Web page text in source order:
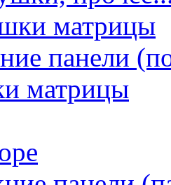
матрицы
панели
матрицы